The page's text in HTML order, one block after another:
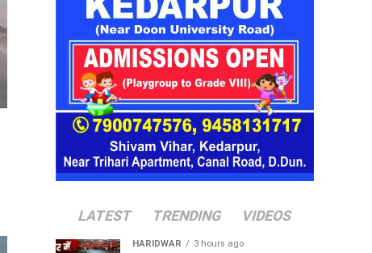
LATEST TRENDING VIDEOS
HARIDWAR 3 hours ago